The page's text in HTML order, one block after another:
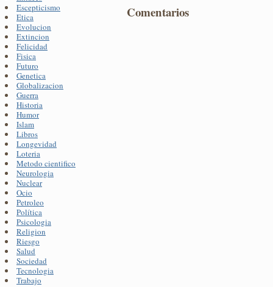
Escepticismo
Etica
Evolucion
Extincion
Felicidad
Fisica
Futuro
Genetica
Globalizacion
Guerra
Historia
Humor
Islam
Libros
Longevidad
Loteria
Metodo cientifico
Neurologia
Nuclear
Ocio
Petroleo
Política
Psicologia
Religion
Riesgo
Salud
Sociedad
Tecnologia
Trabajo
Comentarios